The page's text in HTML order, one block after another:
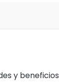
y beneficios